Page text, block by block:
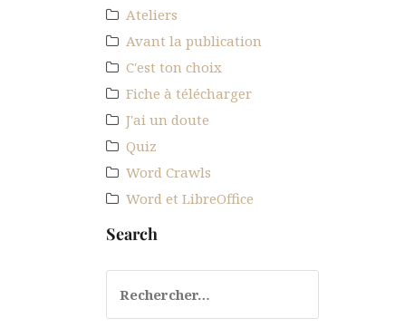
Ateliers
Avant la publication
C'est ton choix
Fiche à télécharger
J'ai un doute
Quiz
Word Crawls
Word et LibreOffice
Search